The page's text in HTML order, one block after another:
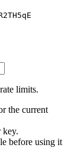
limits.
the current
key.
before using it